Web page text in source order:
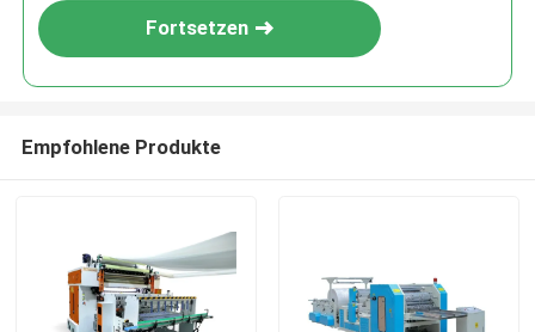
Fortsetzen
Empfohlene Produkte